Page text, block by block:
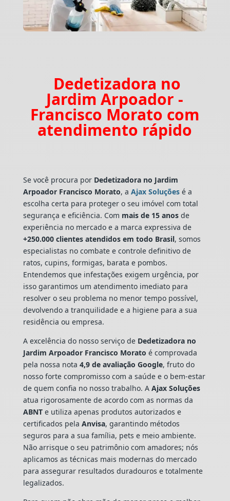
Dedetizadora no
Jardim Arpoador -
Francisco Morato com
atendimento rápido
Se você procura por Dedetizadora no Jardim
Arpoador Francisco Morato, a Ajax Soluçõesé a
escolha certa para proteger o seu imóvel com total
segurança e eficiência. Com mais de 15 anosde
experiência no mercado e a marca expressiva de
+250.000 clientes atendidos em todo Brasil, somos
especialistas no combate e controle definitivo de
ratos, cupins, formigas, barata e pombos.
Entendemos que infestações exigem urgência, por
isso garantimos um atendimento imediato para
resolver o seu problema no menor tempo possível,
devolvendo a tranquilidade e a higiene para a sua
residência ou empresa.
A excelência do nosso serviço de Dedetizadora no
Jardim Arpoador Francisco Morato é comprovada
pela nossa nota 4,9 de avaliação Google, fruto do
nosso forte compromisso com a saúde e o bem-estar
de quem confia no nosso trabalho. A Ajax Soluções
atua rigorosamente de acordo com as normas da
ABNTe utiliza apenas produtos autorizados e
certificados pela Anvisa, garantindo métodos
seguros para a sua família, pets e meio ambiente.
Não arrisque o seu patrimônio com amadores; nós
aplicamos as técnicas mais modernas do mercado
para assegurar resultados duradouros e totalmente
legalizados.